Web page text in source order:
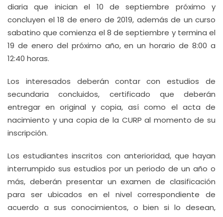
diaria que inician el 10 de septiembre próximo y
concluyen el 18 de enero de 2019, además de un curso
sabatino que comienza el 8 de septiembre y termina el
19 de enero del próximo año, en un horario de 8:00 a
12:40 horas.
Los interesados deberán contar con estudios de
secundaria concluidos, certificado que deberán
entregar en original y copia, así como el acta de
nacimiento y una copia de la CURP al momento de su
inscripción.
Los estudiantes inscritos con anterioridad, que hayan
interrumpido sus estudios por un periodo de un año o
más, deberán presentar un examen de clasificación
para ser ubicados en el nivel correspondiente de
acuerdo a sus conocimientos, o bien si lo desean,